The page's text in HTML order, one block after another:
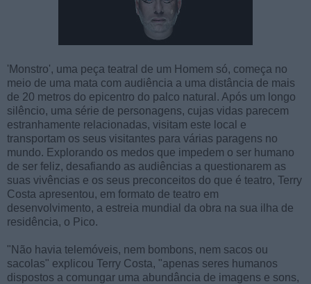
'Monstro', uma peça teatral de um Homem só, começa no
meio de uma mata com audiência a uma distância de mais
de 20 metros do epicentro do palco natural. Após um longo
silêncio, uma série de personagens, cujas vidas parecem
estranhamente relacionadas, visitam este local e
transportam os seus visitantes para várias paragens no
mundo. Explorando os medos que impedem o ser humano
de ser feliz, desafiando as audiências a questionarem as
suas vivências e os seus preconceitos do que é teatro, Terry
Costa apresentou, em formato de teatro em
desenvolvimento, a estreia mundial da obra na sua ilha de
residência, o Pico.
"Não havia telemóveis, nem bombons, nem sacos ou
sacolas" explicou Terry Costa, "apenas seres humanos
dispostos a comungar uma abundância de imagens e sons,